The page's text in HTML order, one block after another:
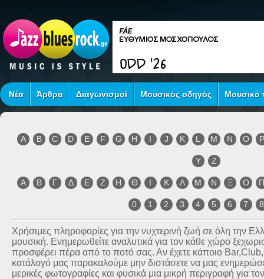
Νέα Άρθρα Διαγωνισμοί Μουσικός οδηγός Μουσικό
A B C D E F G H I J K L M N O P
Y Z
Α Β Γ Δ Ε Ζ Η Θ Ι Κ Λ Μ Ν Ξ Ο
0 1 2 3 4 5 6 7 8
Χρήσιμες πληροφορίες για την νυχτερινή ζωή σε όλη την
μουσική. Ενημερωθείτε αναλυτικά για τον κάθε χώρο
προσφέρει πέρα από το ποτό σας. Αν έχετε κάποιο
κατάλογό μας παρακαλούμε μην διστάσετε να μας
μερικές φωτογραφίες και φυσικά μια μικρή περιγραφή για